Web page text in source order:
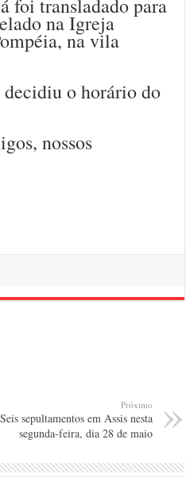
foi transladado para
na Igreja
na vila
o horário do
nossos
Próximo
Seis sepultamentos em Assis nesta
segunda-feira, dia 28 de maio